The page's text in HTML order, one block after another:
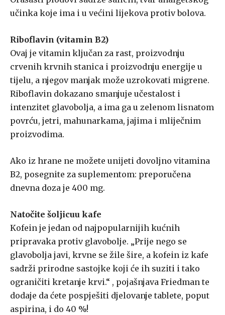
učinka koje ima i u većini lijekova protiv bolova.
Riboflavin (vitamin B2)
Ovaj je vitamin ključan za rast, proizvodnju
crvenih krvnih stanica i proizvodnju energije u
tijelu, a njegov manjak može uzrokovati migrene.
Riboflavin dokazano smanjuje učestalost i
intenzitet glavobolja, a ima ga u zelenom lisnatom
povrću, jetri, mahunarkama, jajima i mliječnim
proizvodima.
Ako iz hrane ne možete unijeti dovoljno vitamina
B2, posegnite za suplementom: preporučena
dnevna doza je 400 mg.
Natočite šoljicuu kafe
Kofein je jedan od najpopularnijih kućnih
pripravaka protiv glavobolje. „Prije nego se
glavobolja javi, krvne se žile šire, a kofein iz kafe
sadrži prirodne sastojke koji će ih suziti i tako
ograničiti kretanje krvi.“ , pojašnjava Friedman te
dodaje da ćete pospješiti djelovanje tablete, poput
aspirina, i do 40 %!